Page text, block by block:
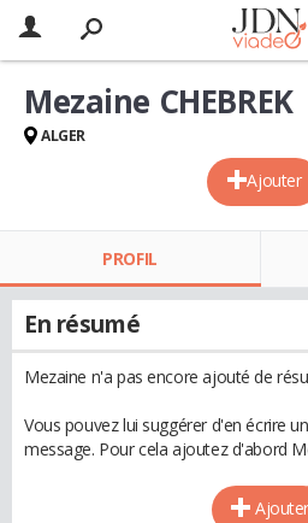
Ajouter
Mezaine CHEBREK
ALGER
PROFIL
En résumé
Mezaine n'a pas encore ajouté de
Vous pouvez lui suggérer d'en écrire
message. Pour cela ajoutez d'abord
Ajouter